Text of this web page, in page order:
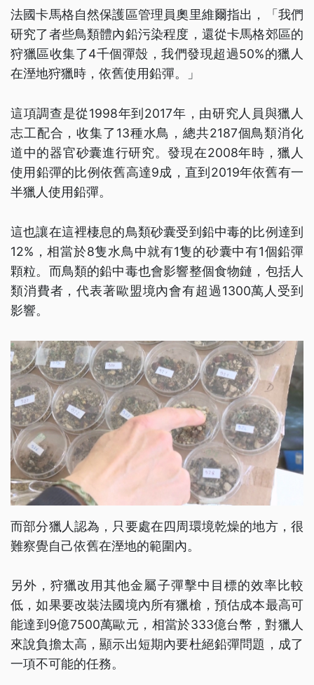
法國卡馬格自然保護區管理員奧里維爾指出，「我們
研究了者些鳥類體內鉛污染程度，還從卡馬格郊區的
狩獵區收集了4千個彈殼，我們發現超過50%的獵人
在溼地狩獵時，依舊使用鉛彈。」
這項調查是從1998年到2017年，由研究人員與獵人
志工配合，收集了13種水鳥，總共2187個鳥類消化
道中的器官砂囊進行研究。發現在2008年時，獵人
使用鉛彈的比例依舊高達9成，直到2019年依舊有一
半獵人使用鉛彈。
這也讓在這裡棲息的鳥類砂囊受到鉛中毒的比例達到
12%，相當於8隻水鳥中就有1隻的砂囊中有1個鉛彈
顆粒。而鳥類的鉛中毒也會影響整個食物鏈，包括人
類消費者，代表著歐盟境內會有超過1300萬人受到
影響。
而部分獵人認為，只要處在四周環境乾燥的地方，很
難察覺自己依舊在溼地的範圍內。
另外，狩獵改用其他金屬子彈擊中目標的效率比較
低，如果要改裝法國境內所有獵槍，預估成本最高可
能達到9億7500萬歐元，相當於333億台幣，對獵人
來說負擔太高，顯示出短期內要杜絕鉛彈問題，成了
一項不可能的任務。